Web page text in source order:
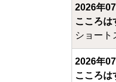
2026年
こころ
ショート
2026年
こころ